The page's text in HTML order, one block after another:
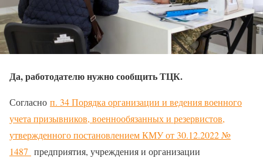
Да, работодателю нужно сообщить ТЦК.
Согласно п. 34 Порядка организации и ведения военного
учета призывников, военнообязанных и резервистов,
утвержденного постановлением КМУ от 30.12.2022 №
1487 предприятия, учреждения и организации